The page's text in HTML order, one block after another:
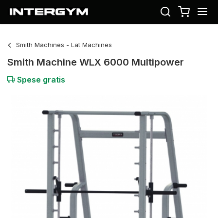
Smith Machines - Lat Machines
Smith Machine WLX 6000 Multipower
Spese gratis